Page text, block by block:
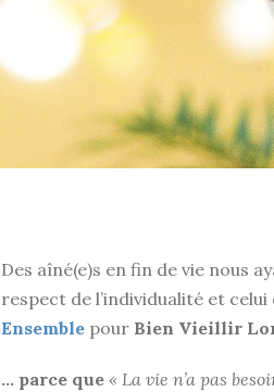
Des aîné(e)s en fin de vie nous
respect de l’individualité et
Ensemble pour Bien Vieillir
… parce que « La vie n’a pas